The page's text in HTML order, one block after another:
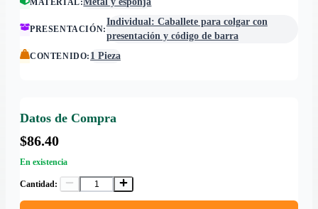
MATERIAL:
PRESENTACIÓN:
Individual: Caballete para colgar con
presentación y código de barra
CONTENIDO: 1 Pieza
Datos de Compra
$86.40
En existencia
Cantidad: